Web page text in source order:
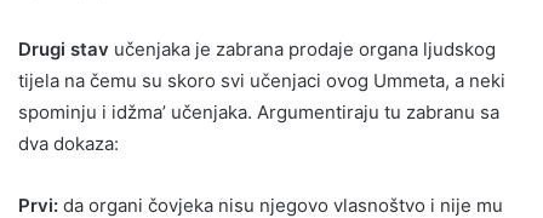
Drugi stav učenjaka je zabrana prodaje organa ljudskog
tijela na čemu su skoro svi učenjaci ovog Ummeta, a neki
spominju i idžma’ učenjaka. Argumentiraju tu zabranu sa
dva dokaza:
Prvi: da organi čovjeka nisu njegovo vlasnoštvo i nije mu